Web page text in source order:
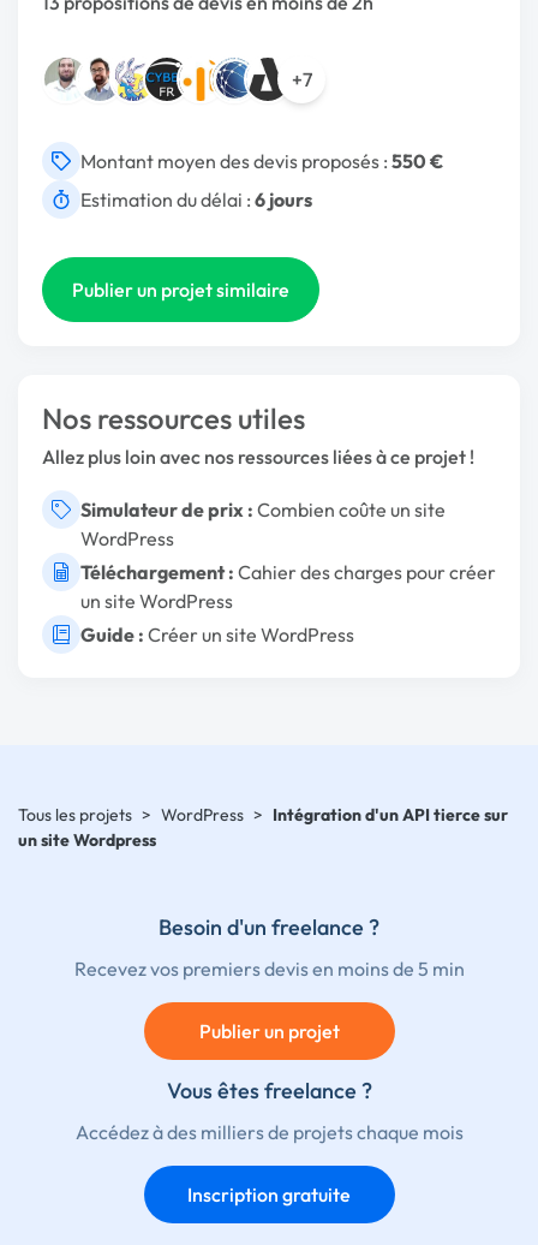
+7
Montant moyen des devis proposés : 550 €
Estimation du délai : 6 jours
Publier un projet similaire
Nos ressources utiles
Allez plus loin avec nos ressources liées à ce projet !
Simulateur de prix : Combien coûte un site
WordPress
Téléchargement : Cahier des charges pour créer
un site WordPress
Guide : Créer un site WordPress
Tous les projets > WordPress > Intégration d'un API tierce sur
un site Wordpress
Besoin d'un freelance ?
Recevez vos premiers devis en moins de 5 min
Publier un projet
Vous êtes freelance ?
Accédez à des milliers de projets chaque mois
Inscription gratuite